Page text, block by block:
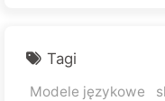
Tagi
Modele językowe